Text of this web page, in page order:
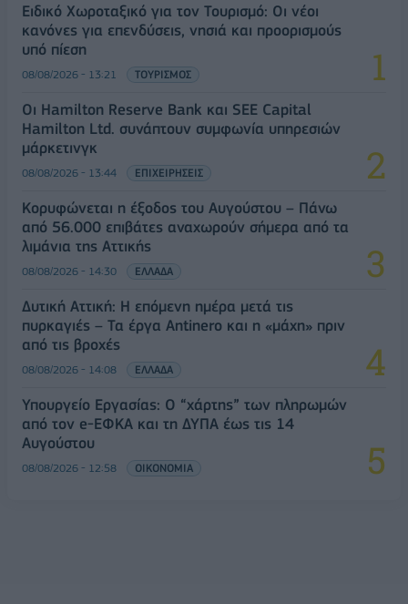
Ειδικό Χωροταξικό για τον Τουρισμό: Οι νέοι
κανόνες για επενδύσεις, νησιά και προορισμούς
υπό πίεση
08/08/2026 - 13:21 ΤΟΥΡΙΣΜΟΣ
Οι Hamilton Reserve Bank και SEE Capital
Hamilton Ltd. συνάπτουν συμφωνία υπηρεσιών
μάρκετινγκ
08/08/2026 - 13:44 ΕΠΙΧΕΙΡΗΣΕΙΣ
Κορυφώνεται η έξοδος του Αυγούστου – Πάνω
από 56.000 επιβάτες αναχωρούν σήμερα από τα
λιμάνια της Αττικής
08/08/2026 - 14:30 ΕΛΛΑΔΑ
Δυτική Αττική: Η επόμενη ημέρα μετά τις
πυρκαγιές – Τα έργα Antinero και η «μάχη» πριν
από τις βροχές
08/08/2026 - 14:08 ΕΛΛΑΔΑ
Υπουργείο Εργασίας: Ο “χάρτης” των πληρωμών
από τον e-ΕΦΚΑ και τη ΔΥΠΑ έως τις 14
Αυγούστου
08/08/2026 - 12:58 ΟΙΚΟΝΟΜΙΑ